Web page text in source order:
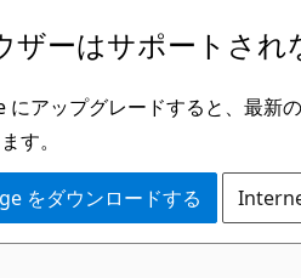
ザーはサポートされ
アップグレードすると、最新
す。
をダウンロードする